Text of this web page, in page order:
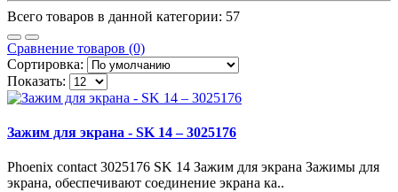
Всего товаров в данной категории: 57
Сравнение товаров (0)
Сортировка:
Показать:
Зажим для экрана - SK 14 – 3025176
Phoenix contact 3025176 SK 14 Зажим для экрана Зажимы для
экрана, обеспечивают соединение экрана ка..